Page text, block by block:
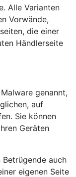
Alle Varianten
Vorwände,
die einer
Händlerseite
genannt,
auf
Sie können
Geräten
auch
eigenen Seite